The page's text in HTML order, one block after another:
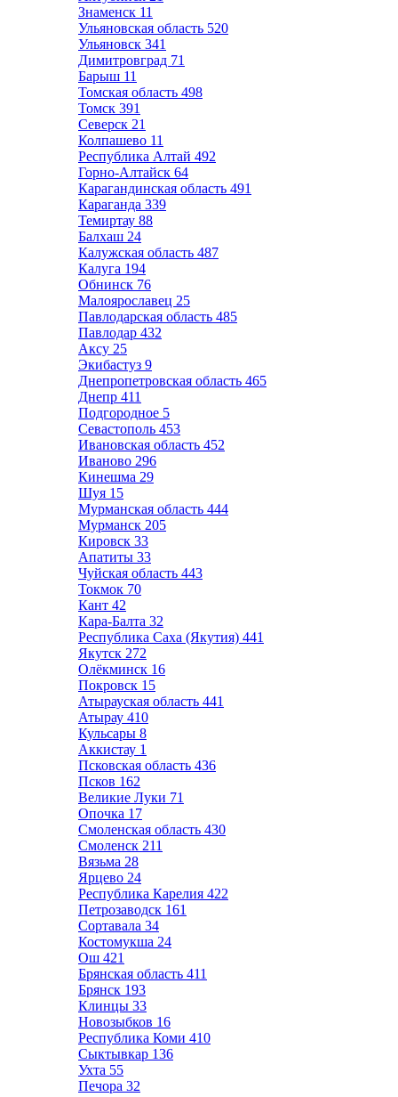
Знаменск 11
Ульяновская область 520
Ульяновск 341
Димитровград 71
Барыш 11
Томская область 498
Томск 391
Северск 21
Колпашево 11
Республика Алтай 492
Горно-Алтайск 64
Карагандинская область 491
Караганда 339
Темиртау 88
Балхаш 24
Калужская область 487
Калуга 194
Обнинск 76
Малоярославец 25
Павлодарская область 485
Павлодар 432
Аксу 25
Экибастуз 9
Днепропетровская область 465
Днепр 411
Подгородное 5
Севастополь 453
Ивановская область 452
Иваново 296
Кинешма 29
Шуя 15
Мурманская область 444
Мурманск 205
Кировск 33
Апатиты 33
Чуйская область 443
Токмок 70
Кант 42
Кара-Балта 32
Республика Саха (Якутия) 441
Якутск 272
Олёкминск 16
Покровск 15
Атырауская область 441
Атырау 410
Кульсары 8
Аккистау 1
Псковская область 436
Псков 162
Великие Луки 71
Опочка 17
Смоленская область 430
Смоленск 211
Вязьма 28
Ярцево 24
Республика Карелия 422
Петрозаводск 161
Сортавала 34
Костомукша 24
Ош 421
Брянская область 411
Брянск 193
Клинцы 33
Новозыбков 16
Республика Коми 410
Сыктывкар 136
Ухта 55
Печора 32